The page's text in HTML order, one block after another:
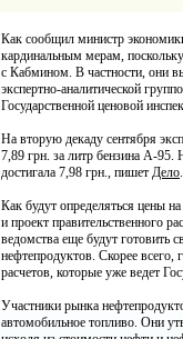
Как сообщил министр
кардинальным мерам,
с Кабмином. В частности, они
экспертно-аналитической
Государственной ценовой
На вторую декаду сентября
7,89 грн. за литр бензина А-
достигала 7,98 грн., пишет Дело.
Как будут определяться цены
и проект правительственного
ведомства еще будут готовить
нефтепродуктов. Скорее всего,
расчетов, которые уже ведет
Участники рынка
автомобильное топливо. Они